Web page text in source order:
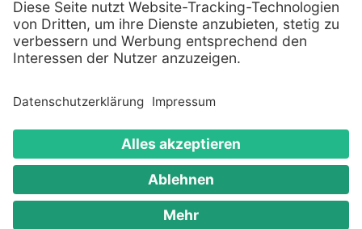
Alle genannten Produkte und Logos sind eingetragene
Warenzeichen der jeweiligen Hersteller.
Copyright © 2008 - 2026 Toys for Fun GmbH - Alle
Rechte vorbehalten